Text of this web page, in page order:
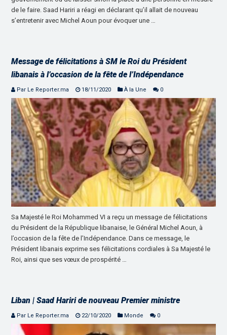
de le faire. Saad Hariri a réagi en déclarant qu’il allait de nouveau
s’entretenir avec Michel Aoun pour évoquer une …
Message de félicitations à SM le Roi du Président
libanais à l’occasion de la fête de l’Indépendance
Par Le Reporter.ma 18/11/2020 À la Une 0
Sa Majesté le Roi Mohammed VI a reçu un message de félicitations
du Président de la République libanaise, le Général Michel Aoun, à
l’occasion de la fête de l’Indépendance. Dans ce message, le
Président libanais exprime ses félicitations cordiales à Sa Majesté le
Roi, ainsi que ses vœux de prospérité …
Liban | Saad Hariri de nouveau Premier ministre
Par Le Reporter.ma 22/10/2020 Monde 0